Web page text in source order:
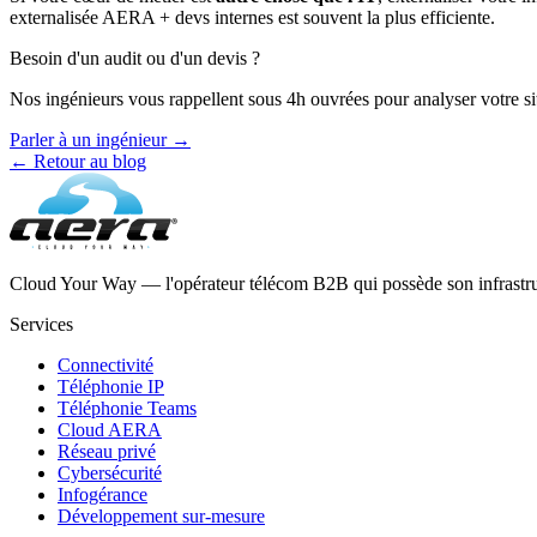
externalisée AERA + devs internes est souvent la plus efficiente.
Besoin d'un audit ou d'un devis ?
Nos ingénieurs vous rappellent sous 4h ouvrées pour analyser votre
Parler à un ingénieur →
← Retour au blog
Cloud Your Way — l'opérateur télécom B2B qui possède son
Services
Connectivité
Téléphonie IP
Téléphonie Teams
Cloud AERA
Réseau privé
Cybersécurité
Infogérance
Développement sur-mesure